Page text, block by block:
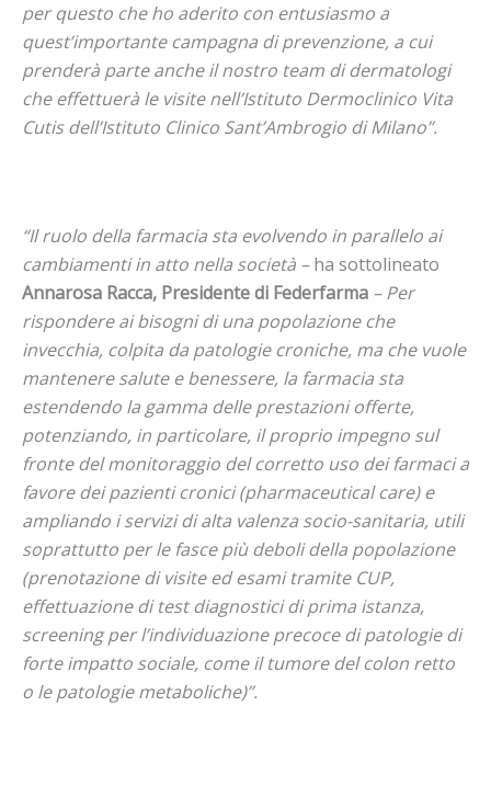
per questo che ho aderito con entusiasmo a
quest’importante campagna di prevenzione, a cui
prenderà parte anche il nostro team di dermatologi
che effettuerà le visite nell’Istituto Dermoclinico Vita
Cutis dell’Istituto Clinico Sant’Ambrogio di Milano”.
“Il ruolo della farmacia sta evolvendo in parallelo ai
cambiamenti in atto nella società –ha sottolineato
Annarosa Racca, Presidente di Federfarma – Per
rispondere ai bisogni di una popolazione che
invecchia, colpita da patologie croniche, ma che vuole
mantenere salute e benessere, la farmacia sta
estendendo la gamma delle prestazioni offerte,
potenziando, in particolare, il proprio impegno sul
fronte del monitoraggio del corretto uso dei farmaci a
favore dei pazienti cronici (pharmaceutical care) e
ampliando i servizi di alta valenza socio-sanitaria, utili
soprattutto per le fasce più deboli della popolazione
(prenotazione di visite ed esami tramite CUP,
effettuazione di test diagnostici di prima istanza,
screening per l’individuazione precoce di patologie di
forte impatto sociale, come il tumore del colon retto
o le patologie metaboliche)”.